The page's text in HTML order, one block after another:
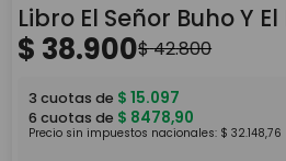
4.
monopatin
5. toy story
Libro El Señor Buho Y
$ 38.900$42.800
3 cuotas de $ 15.097
6 cuotas de $ 8478,90
Precio sin impuestos nacionales: $ 32.148,76